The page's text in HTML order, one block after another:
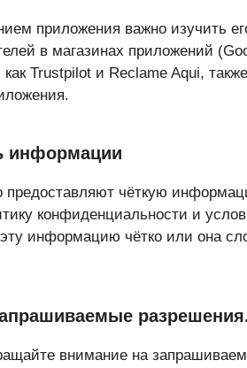
приложения важно изучить
в магазинах приложений
Trustpilot и Reclame Aqui,
информации
чёткую
конфиденциальности и
информацию чётко или она
внимание на